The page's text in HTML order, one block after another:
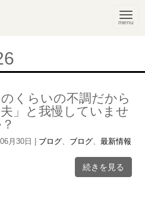
N
a
t
のくらいの不調だから
」と我慢していませ
月30日 ブログ ブログ 、最新情報
続きを見る